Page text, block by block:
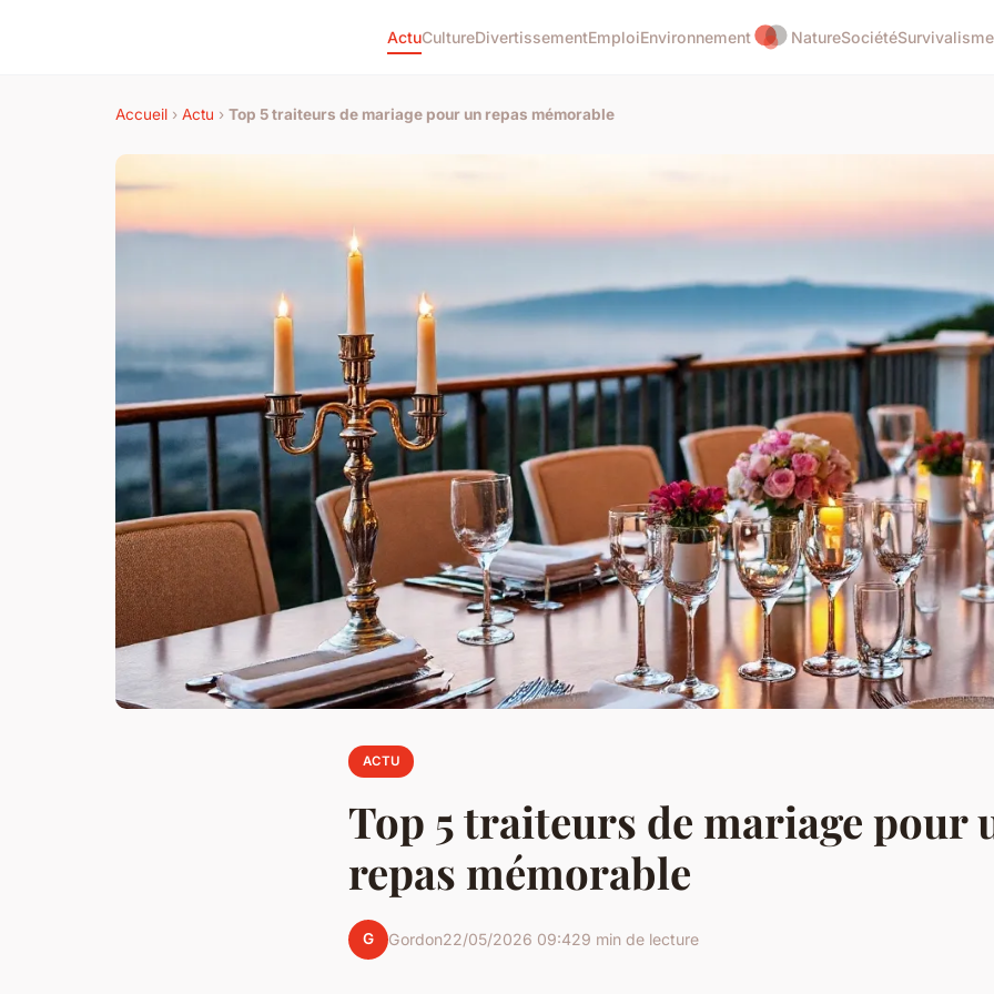
ActuCultureDivertissementEmploiEnvironnement NatureSociétéSurvivalisme
Accueil › Actu › Top 5 traiteurs de mariage pour un repas mémorable
ACTU
Top 5 traiteurs de mariage pour
repas mémorable
G Gordon22/05/2026 09:429 min de lecture